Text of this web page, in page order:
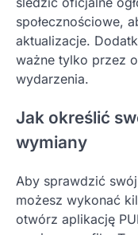
społecznościowe,
aktualizacje.
ważne tylko przez
wydarzenia.
Jak określić
wymiany
Aby sprawdzić
możesz wykonać
otwórz aplikację